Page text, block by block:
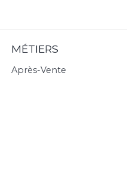
MÉTIERS
Après-Vente